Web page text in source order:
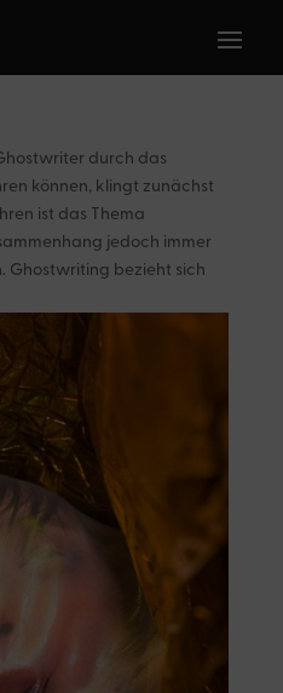
durch das
können, klingt zunächst
ist das Thema
jedoch immer
Ghostwriting bezieht sich